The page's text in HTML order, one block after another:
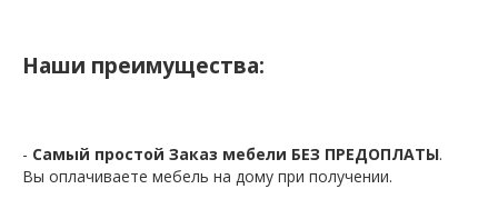
Наши преимущества:
- Самый простой Заказ мебели БЕЗ ПРЕДОПЛАТЫ.
Вы оплачиваете мебель на дому при получении.